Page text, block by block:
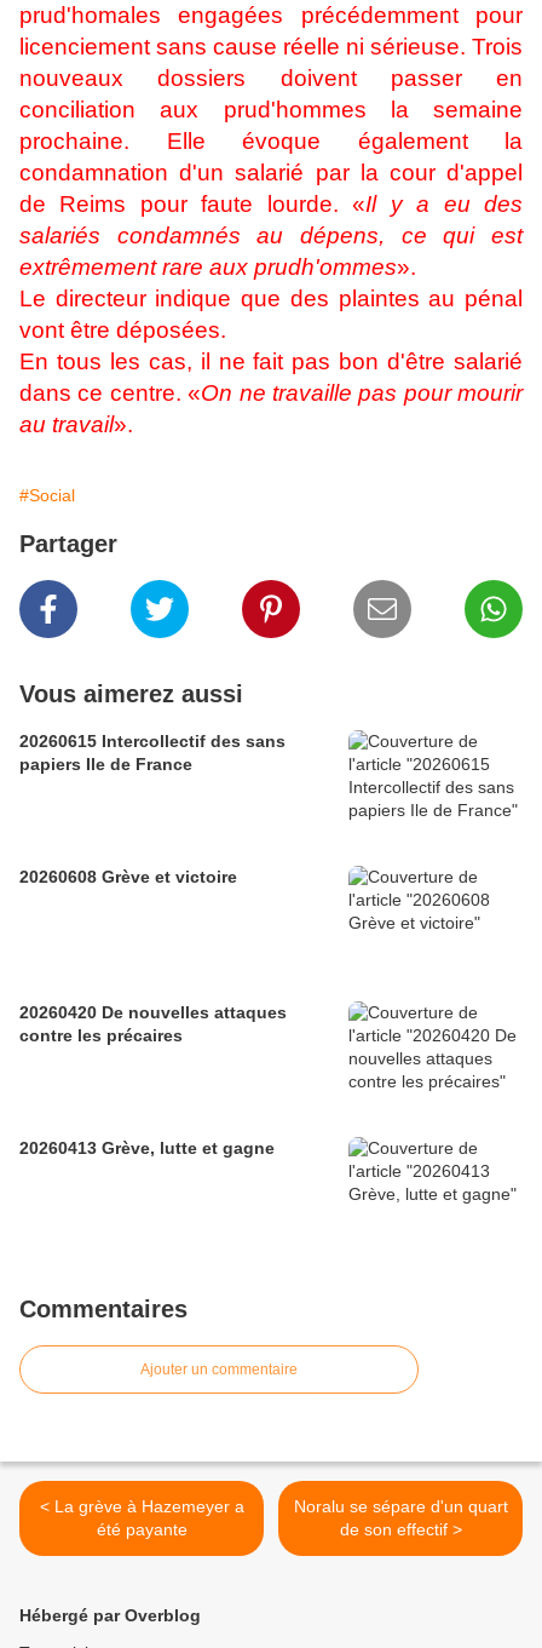
prud'homales engagées précédemment pour
licenciement sans cause réelle ni sérieuse. Trois
nouveaux dossiers doivent passer en
conciliation aux prud'hommes la semaine
prochaine. Elle évoque également la
condamnation d'un salarié par la cour d'appel
de Reims pour faute lourde. «Il y a eu des
salariés condamnés au dépens, ce qui est
extrêmement rare aux prudh'ommes».
Le directeur indique que des plaintes au pénal
vont être déposées.
En tous les cas, il ne fait pas bon d'être salarié
dans ce centre. «On ne travaille pas pour mourir
au travail».
#Social
Partager
Vous aimerez aussi
20260615 Intercollectif des sans
papiers Ile de France
20260608 Grève et victoire
20260420 De nouvelles attaques
contre les précaires
20260413 Grève, lutte et gagne
Commentaires
Ajouter un commentaire
< La grève à Hazemeyer a
été payante
Noralu se sépare d'un quart
de son effectif >
Hébergé par Overblog